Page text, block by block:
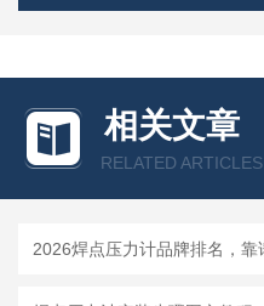
相关文章
RELATED ARTICLES